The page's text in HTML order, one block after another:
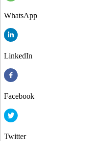
WhatsApp
LinkedIn
Facebook
Twitter